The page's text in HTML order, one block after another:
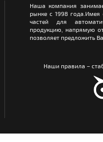
Наша компания
рынке с 1998
частей для
продукцию, напрямую
позволяет предложить
Наши правила –